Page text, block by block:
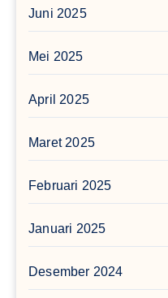
Juni 2025
Mei 2025
April 2025
Maret 2025
Februari 2025
Januari 2025
Desember 2024